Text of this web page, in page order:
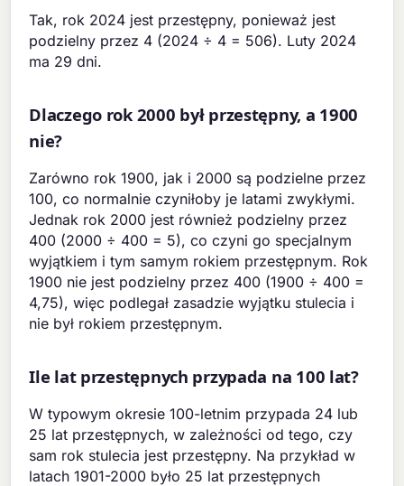
Tak, rok 2024 jest przestępny, ponieważ jest
podzielny przez 4 (2024 ÷ 4 = 506). Luty 2024
ma 29 dni.
Dlaczego rok 2000 był przestępny, a 1900
nie?
Zarówno rok 1900, jak i 2000 są podzielne przez
100, co normalnie czyniłoby je latami zwykłymi.
Jednak rok 2000 jest również podzielny przez
400 (2000 ÷ 400 = 5), co czyni go specjalnym
wyjątkiem i tym samym rokiem przestępnym. Rok
1900 nie jest podzielny przez 400 (1900 ÷ 400 =
4,75), więc podlegał zasadzie wyjątku stulecia i
nie był rokiem przestępnym.
Ile lat przestępnych przypada na 100 lat?
W typowym okresie 100-letnim przypada 24 lub
25 lat przestępnych, w zależności od tego, czy
sam rok stulecia jest przestępny. Na przykład w
latach 1901-2000 było 25 lat przestępnych